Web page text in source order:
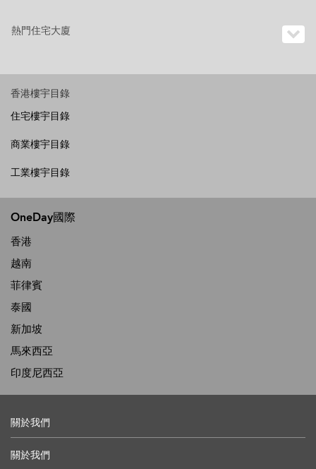
熱門住宅大廈
香港樓宇目錄
住宅樓宇目錄
商業樓宇目錄
工業樓宇目錄
OneDay國際
香港
越南
菲律賓
泰國
新加坡
馬來西亞
印度尼西亞
關於我們
關於我們